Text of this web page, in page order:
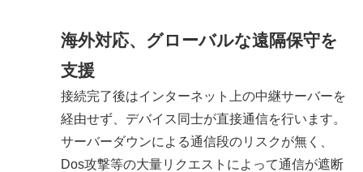
海外対応、グローバルな遠隔保守を
支援
接続完了後はインターネット上の中継サーバーを
経由せず、デバイス同士が直接通信を行います。
サーバーダウンによる通信段のリスクが無く、
Dos攻撃等の大量リクエストによって通信が遮断